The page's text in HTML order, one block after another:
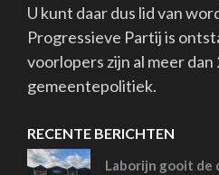
U kunt daar dus lid van
Progressieve Partij is
voorlopers zijn al meer dan
gemeentepolitiek.
RECENTE BERICHTEN
Laborijn gooit de